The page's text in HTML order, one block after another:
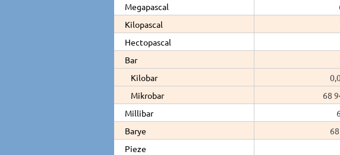
Megapascal
Kilopascal
Hectopascal
Bar
Kilobar
Mikrobar
68
Millibar
Barye
Pieze